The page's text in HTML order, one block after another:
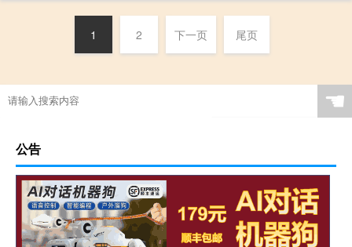
1 2 下一页 尾页
☚
公告